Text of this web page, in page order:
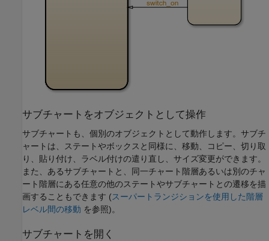
サブチャートをオブジェクトとして操作
サブチャートも、個別のオブジェクトとして動作します。サブチ
ャートは、ステートやボックスと同様に、移動、コピー、切り取
り、貼り付け、ラベル付けの遣り直し、サイズ変更ができます。
また、あるサブチャートと、同一チャート階層あるいは別のチャ
ート階層にある任意の他のステートやサブチャートとの遷移を描
画することもできます (スーパートランジションを使用した階層
レベル間の移動 を参照)。
サブチャートを開く